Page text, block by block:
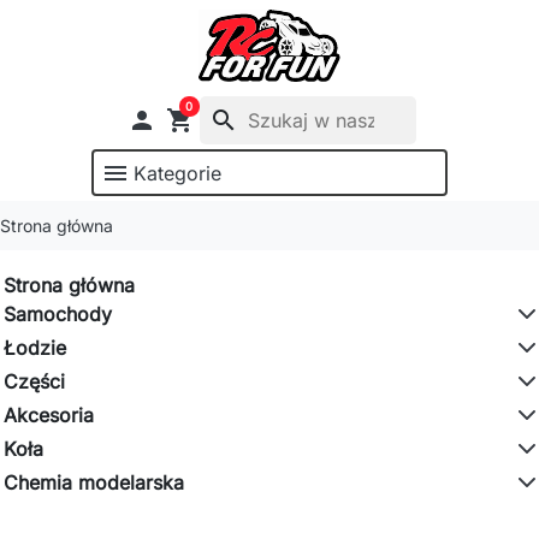
 shopping_cart
0
search
menu Kategorie
Strona główna
Strona główna
Samochody
Łodzie
Części
Akcesoria
Koła
Chemia modelarska